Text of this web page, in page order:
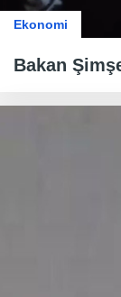
Ekonomi
Bakan